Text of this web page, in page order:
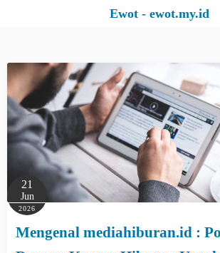
Ewot - ewot.my.id
21
Jun
2026
Mengenal mediahiburan.id :